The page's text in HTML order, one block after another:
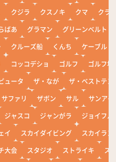
クジラ クスノキ クマ
クラ
ばあ グラマン
グリーンベルト
クルーズ船 くんち
ケーブル
コッコデショ ゴルフ
ゴルフ場
ュータ ザ・なが
ザ・ベストテン
サファリ ザボン サル
サンアイ
ジャスコ ジャンがラ
ジョイフル
イ スカイダイビング
スカイラン
大会 スタジオ ストライキ
ス